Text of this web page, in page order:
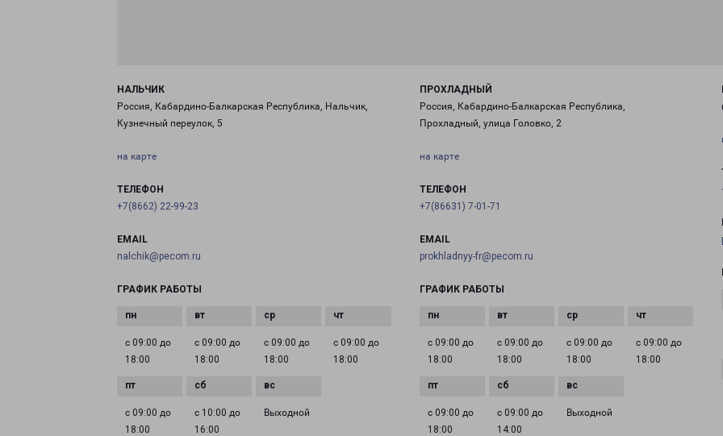
НАЛЬЧИК
Россия, Кабардино-Балкарская Республика, Нальчик,
Кузнечный переулок, 5
на карте
ТЕЛЕФОН
+7(8662) 22-99-23
EMAIL
nalchik@pecom.ru
ГРАФИК РАБОТЫ
с 09:00 до
18:00
с 09:00 до
18:00
с 09:00 до
18:00
с 09:00 до
18:00
с 09:00 до
18:00
с 10:00 до
16:00
Выходной
ПРОХЛАДНЫЙ
Россия, Кабардино-Балкарская Республика,
Прохладный, улица Головко, 2
на карте
ТЕЛЕФОН
+7(86631) 7-01-71
EMAIL
prokhladnyy-fr@pecom.ru
ГРАФИК РАБОТЫ
с 09:00 до
18:00
с 09:00 до
18:00
с 09:00 до
18:00
с 09:00 до
18:00
с 09:00 до
18:00
с 09:00 до
14:00
Выходной